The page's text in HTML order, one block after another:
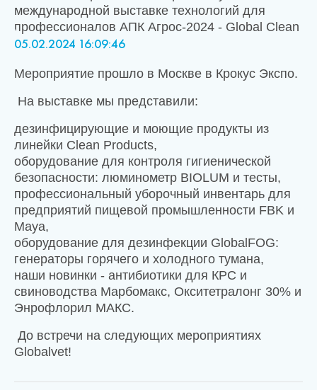
Каталог
Акции
Контакты
05.02.2024 16:09:46
Мероприятие прошло в Москве в Крокус Экспо.
На выставке мы представили:
дезинфицирующие и моющие продукты из
линейки Clean Products,
оборудование для контроля гигиенической
безопасности: люминометр BIOLUM и тесты,
профессиональный уборочный инвентарь для
предприятий пищевой промышленности FBK и
Maya,
оборудование для дезинфекции GlobalFOG:
генераторы горячего и холодного тумана,
наши новинки - антибиотики для КРС и
свиноводства Марбомакс, Окситетралонг 30% и
Энрофлорил МАКС.
До встречи на следующих мероприятиях
Globalvet!